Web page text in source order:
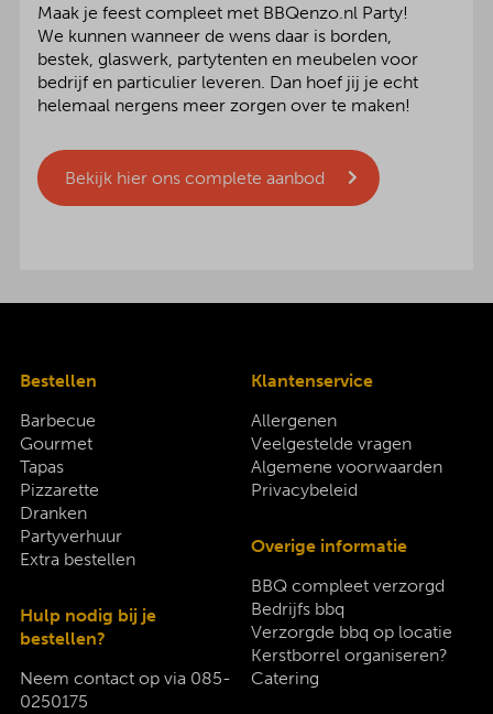
Maak je feest compleet met BBQenzo.nl Party!
We kunnen wanneer de wens daar is borden,
bestek, glaswerk, partytenten en meubelen voor
bedrijf en particulier leveren. Dan hoef jij je echt
helemaal nergens meer zorgen over te maken!
Bekijk hier ons complete aanbod
Bestellen
Barbecue
Gourmet
Tapas
Pizzarette
Dranken
Partyverhuur
Extra bestellen
Hulp nodig bij je
bestellen?
Neem contact op via 085-
0250175
Klantenservice
Allergenen
Veelgestelde vragen
Algemene voorwaarden
Privacybeleid
Overige informatie
BBQ compleet verzorgd
Bedrijfs bbq
Verzorgde bbq op locatie
Kerstborrel organiseren?
Catering